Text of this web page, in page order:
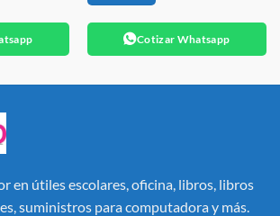
Cotizar Whatsapp
en útiles escolares, oficina, libros, libros
suministros para computadora y más.